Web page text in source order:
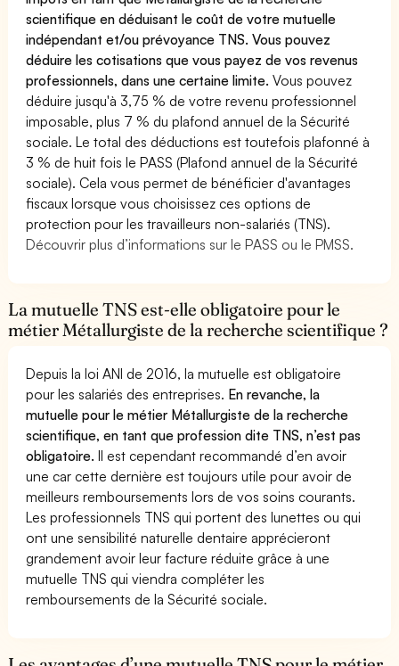
scientifique en déduisant le coût de votre mutuelle
indépendant et/ou prévoyance TNS. Vous pouvez
déduire les cotisations que vous payez de vos revenus
professionnels, dans une certaine limite.Vous pouvez
déduire jusqu'à 3,75 % de votre revenu professionnel
imposable, plus 7 % du plafond annuel de la Sécurité
sociale. Le total des déductions est toutefois plafonné à
3 % de huit fois le PASS (Plafond annuel de la Sécurité
sociale). Cela vous permet de bénéficier d'avantages
fiscaux lorsque vous choisissez ces options de
protection pour les travailleurs non-salariés (TNS).
Découvrir plus d’informations sur le PASS ou le PMSS.
La mutuelle TNS est-elle obligatoire pour le
métier Métallurgiste de la recherche scientifique ?
Depuis la loi ANI de 2016, la mutuelle est obligatoire
pour les salariés des entreprises. En revanche, la
mutuelle pour le métier Métallurgiste de la recherche
scientifique, en tant que profession dite TNS, n’est pas
obligatoire.Il est cependant recommandé d’en avoir
une car cette dernière est toujours utile pour avoir de
meilleurs remboursements lors de vos soins courants.
Les professionnels TNS qui portent des lunettes ou qui
ont une sensibilité naturelle dentaire apprécieront
grandement avoir leur facture réduite grâce à une
mutuelle TNS qui viendra compléter les
remboursements de la Sécurité sociale.